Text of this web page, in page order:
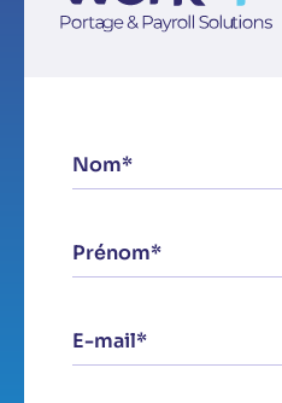
Nom*
Prénom*
E-mail*